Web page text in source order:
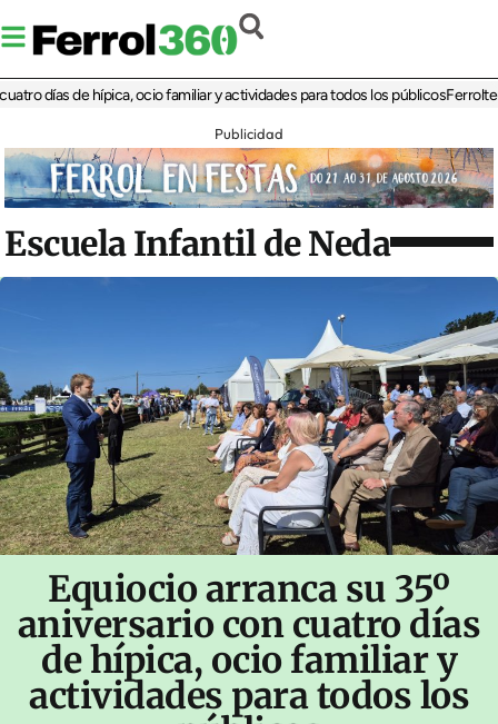
de hípica, ocio familiar y actividades para todos los públicosFerrolterra
Publicidad
Escuela Infantil de Neda
Equiocio arranca su 35º
aniversario con cuatro días
de hípica, ocio familiar y
actividades para todos los